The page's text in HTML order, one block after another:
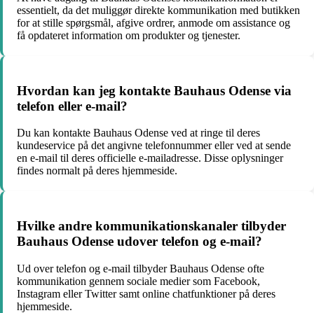
essentielt, da det muliggør direkte kommunikation med butikken
for at stille spørgsmål, afgive ordrer, anmode om assistance og
få opdateret information om produkter og tjenester.
Hvordan kan jeg kontakte Bauhaus Odense via
telefon eller e-mail?
Du kan kontakte Bauhaus Odense ved at ringe til deres
kundeservice på det angivne telefonnummer eller ved at sende
en e-mail til deres officielle e-mailadresse. Disse oplysninger
findes normalt på deres hjemmeside.
Hvilke andre kommunikationskanaler tilbyder
Bauhaus Odense udover telefon og e-mail?
Ud over telefon og e-mail tilbyder Bauhaus Odense ofte
kommunikation gennem sociale medier som Facebook,
Instagram eller Twitter samt online chatfunktioner på deres
hjemmeside.